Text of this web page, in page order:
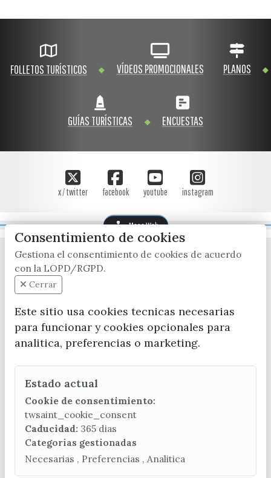
FOLLETOS TURÍSTICOS VÍDEOS PROMOCIONALES PLANOS
GUÍAS TURÍSTICAS ENCUESTAS
x / twitter facebook youtube instagram
Mapa Web
CONTACTA CON LA OFICINA DE TURISMO
turismo@velezmalaga.es
C/ Poniente, 2. CP 29740 - Torre del Mar
Consentimiento de cookies
Gestiona el consentimiento de cookies de acuerdo
con la LOPD/RGPD.
Cerrar
Este sitio usa cookies tecnicas necesarias
para funcionar y cookies opcionales para
analitica, preferencias o marketing.
Estado actual
Cookie de consentimiento:
twsaint_cookie_consent
Caducidad: 365 dias
Categorias gestionadas
Necesarias , Preferencias , Analitica